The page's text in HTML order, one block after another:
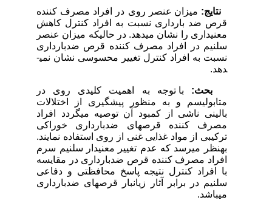
نتایج:میزان عنصر روی در افراد مصرف کننده
قرص ضد بارداری نسبت به افراد کنترل کاهش
معنی­داری را نشان می­دهد. در حالی­که میزان عنصر
سلنیم در افراد مصرف کننده قرص ضدبارداری
نسبت به افراد کنترل تغییر محسوسی نشان نمی­
دهد.
بحث: با توجه به اهمیت کلیدی روی در
متابولیسم و به منظور پیشگیری از اختلالات
بالینی ناشی از کمبود آن توصیه می­گردد افراد
مصرف کننده قرص­های ضدبارداری خوراکی
ترکیبی از مواد غذایی غنی از روی استفاده نمایند.
به­نظر می­رسد که عدم تغییر معنی­دار سلنیم سرم
افراد مصرف کننده قرص ضدبارداری در مقایسه
با افراد کنترل نتیجه پاسخ محافظتی و دفاعی
سلنیم در برابر آثار زیان­بار قرص­های ضدبارداری
می­باشد.